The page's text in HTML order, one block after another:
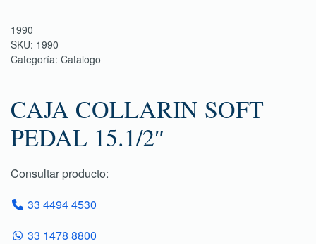
1990
SKU: 1990
Categoría: Catalogo
CAJA COLLARIN SOFT
PEDAL 15.1/2″
Consultar producto:
33 4494 4530
33 1478 8800